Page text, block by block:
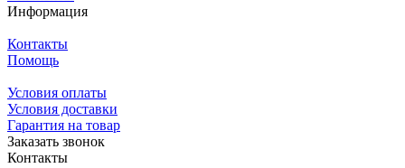
Информация
Контакты
Помощь
Условия оплаты
Условия доставки
Гарантия на товар
Заказать звонок
Контакты